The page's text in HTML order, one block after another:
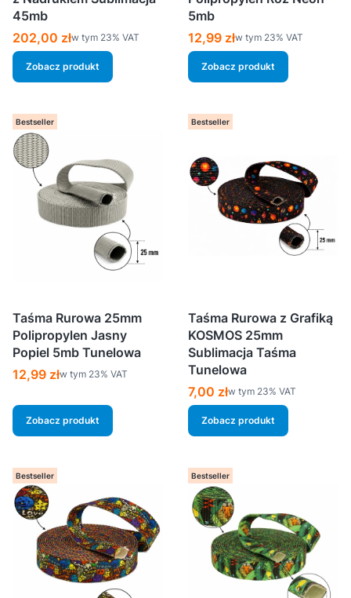
45mb
Cena brutto
202,00 złw tym %s VAT
w tym 23% VAT
Zobacz produkt
5mb
Cena brutto
12,99 złw tym %s VAT
w tym 23% VAT
Zobacz produkt
Bestseller
Taśma Rurowa 25mm
Polipropylen Jasny
Popiel 5mb Tunelowa
Cena brutto
12,99 złw tym %s VAT
w tym 23% VAT
Zobacz produkt
Bestseller
Taśma Rurowa z Grafiką
KOSMOS 25mm
Sublimacja Taśma
Tunelowa
Cena brutto
7,00 złw tym %s VAT
w tym 23% VAT
Zobacz produkt
Bestseller Bestseller